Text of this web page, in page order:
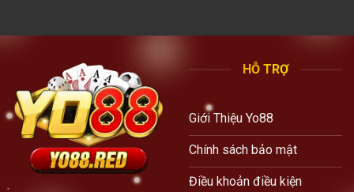
HỖ TRỢ
Giới Thiệu Yo88
Chính sách bảo mật
Điều khoản điều kiện